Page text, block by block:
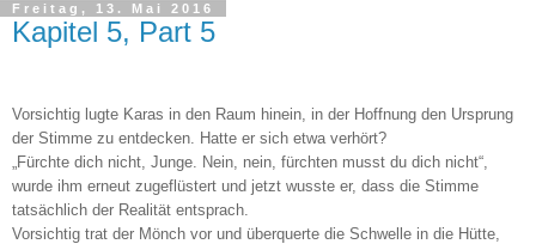
Freitag, 13. Mai 2016
Kapitel 5, Part 5
Vorsichtig lugte Karas in den Raum hinein, in der Hoffnung den Ursprung
der Stimme zu entdecken. Hatte er sich etwa verhört?
„Fürchte dich nicht, Junge. Nein, nein, fürchten musst du dich nicht“,
wurde ihm erneut zugeflüstert und jetzt wusste er, dass die Stimme
tatsächlich der Realität entsprach.
Vorsichtig trat der Mönch vor und überquerte die Schwelle in die Hütte,